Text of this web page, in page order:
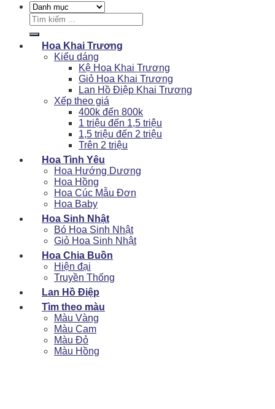
Tìm
kiếm:
Hoa Khai Trương
Kiểu dáng
Kệ Hoa Khai Trương
Giỏ Hoa Khai Trương
Lan Hồ Điệp Khai Trương
Xếp theo giá
400k đến 800k
1 triệu đến 1,5 triệu
1,5 triệu đến 2 triệu
Trên 2 triệu
Hoa Tình Yêu
Hoa Hướng Dương
Hoa Hồng
Hoa Cúc Mẫu Đơn
Hoa Baby
Hoa Sinh Nhật
Bó Hoa Sinh Nhật
Giỏ Hoa Sinh Nhật
Hoa Chia Buồn
Hiện đại
Truyền Thống
Lan Hồ Điệp
Tìm theo màu
Màu Vàng
Màu Cam
Màu Đỏ
Màu Hồng